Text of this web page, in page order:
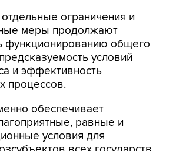
ограничения и
меры продолжают
функционированию общего
условий
и эффективность
процессов.
обеспечивает
равные и
условия для